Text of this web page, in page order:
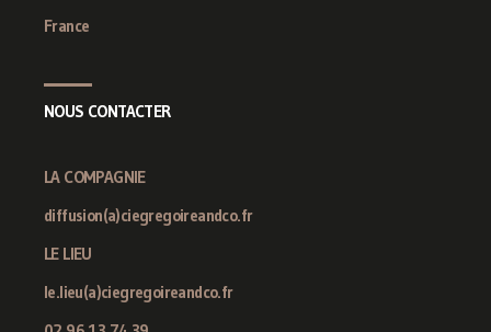
France
NOUS CONTACTER
LA COMPAGNIE
diffusion(a)ciegregoireandco.fr
LE LIEU
le.lieu(a)ciegregoireandco.fr